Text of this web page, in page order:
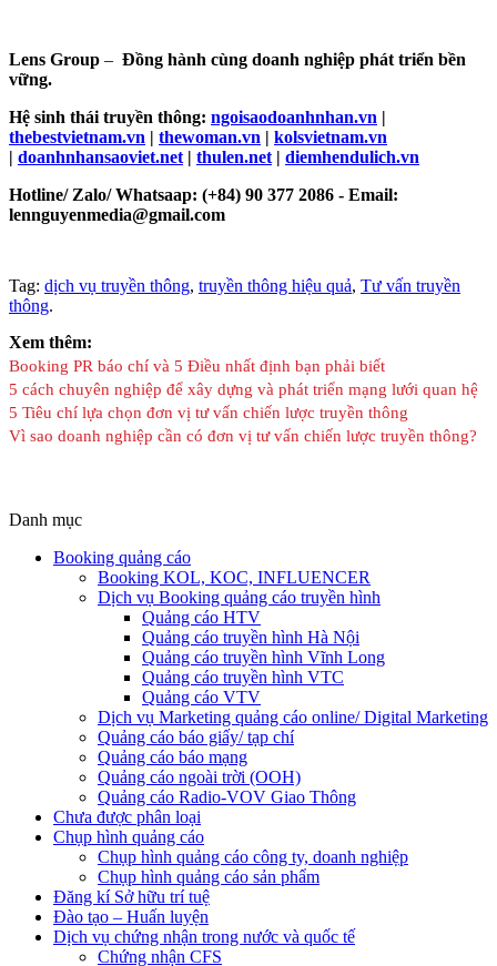
Lens Group – Đồng hành cùng doanh nghiệp phát triển bền
vững.
Hệ sinh thái truyền thông: ngoisaodoanhnhan.vn |
thebestvietnam.vn | thewoman.vn | kolsvietnam.vn
| doanhnhansaoviet.net | thulen.net | diemhendulich.vn
Hotline/ Zalo/ Whatsaap: (+84) 90 377 2086 - Email:
lennguyenmedia@gmail.com
Tag: dịch vụ truyền thông, truyền thông hiệu quả, Tư vấn truyền
thông.
Xem thêm:
Booking PR báo chí và 5 Điều nhất định bạn phải biết
5 cách chuyên nghiệp để xây dựng và phát triển mạng lưới quan hệ
5 Tiêu chí lựa chọn đơn vị tư vấn chiến lược truyền thông
Vì sao doanh nghiệp cần có đơn vị tư vấn chiến lược truyền thông?
Danh mục
Booking quảng cáo
Booking KOL, KOC, INFLUENCER
Dịch vụ Booking quảng cáo truyền hình
Quảng cáo HTV
Quảng cáo truyền hình Hà Nội
Quảng cáo truyền hình Vĩnh Long
Quảng cáo truyền hình VTC
Quảng cáo VTV
Dịch vụ Marketing quảng cáo online/ Digital Marketing
Quảng cáo báo giấy/ tạp chí
Quảng cáo báo mạng
Quảng cáo ngoài trời (OOH)
Quảng cáo Radio-VOV Giao Thông
Chưa được phân loại
Chụp hình quảng cáo
Chụp hình quảng cáo công ty, doanh nghiệp
Chụp hình quảng cáo sản phẩm
Đăng kí Sở hữu trí tuệ
Đào tạo – Huấn luyện
Dịch vụ chứng nhận trong nước và quốc tế
Chứng nhận CFS